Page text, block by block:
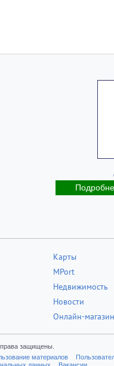
Карты
MPort
Недвижимость
Новости
Онлайн-магазин
защищены.
материалов